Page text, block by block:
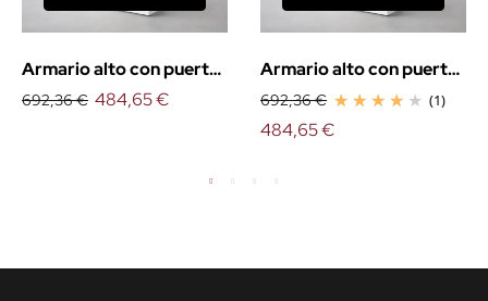
Armario alto con puertas
bajas
692,36 € 484,65 €
Armario alto con puertas
bajas. EXPRÉS
692,36 € (1)
484,65 €